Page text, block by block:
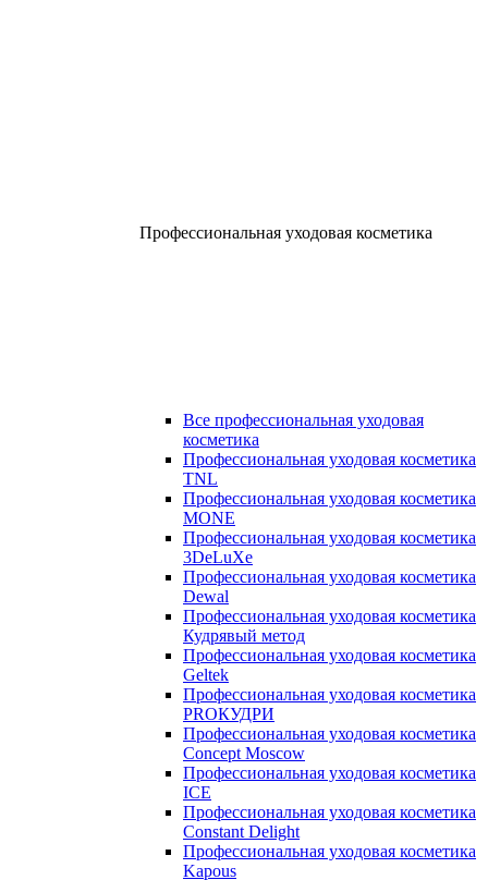
Профессиональная уходовая косметика
Все профессиональная уходовая
косметика
Профессиональная уходовая косметика
TNL
Профессиональная уходовая косметика
MONE
Профессиональная уходовая косметика
3DeLuXe
Профессиональная уходовая косметика
Dewal
Профессиональная уходовая косметика
Кудрявый метод
Профессиональная уходовая косметика
Geltek
Профессиональная уходовая косметика
PROКУДРИ
Профессиональная уходовая косметика
Concept Moscow
Профессиональная уходовая косметика
ICE
Профессиональная уходовая косметика
Constant Delight
Профессиональная уходовая косметика
Kapous